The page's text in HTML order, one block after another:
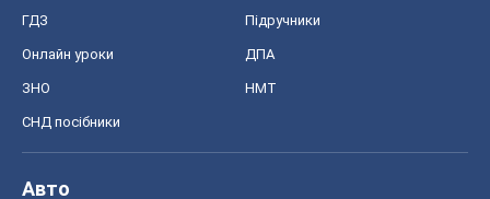
ГДЗ Підручники
Онлайн уроки ДПА
ЗНО НМТ
СНД посібники
Авто